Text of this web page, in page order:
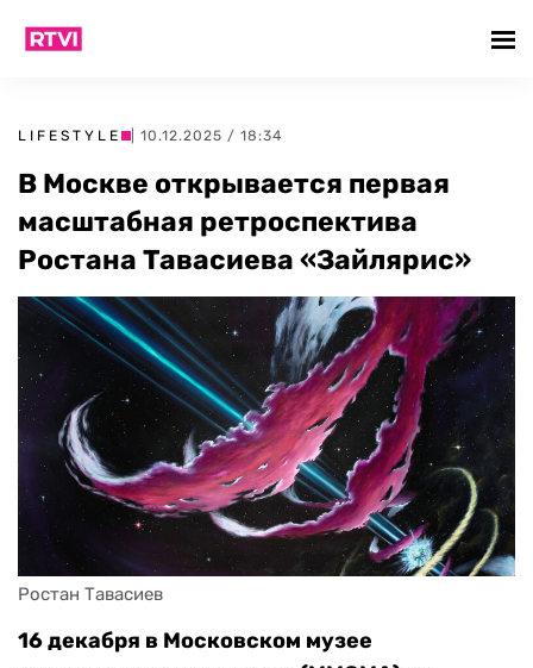
LIFESTYLE | 10.12.2025 / 18:34
В Москве открывается первая
масштабная ретроспектива
Ростана Тавасиева «Зайлярис»
Ростан Тавасиев
16 декабря в Московском музее